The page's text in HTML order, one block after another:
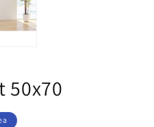
50x70